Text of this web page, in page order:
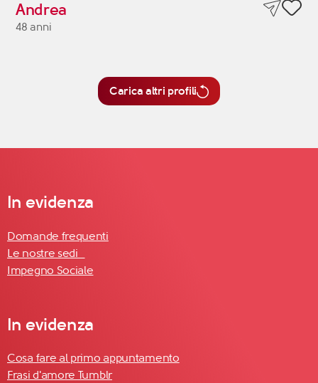
Andrea
48 anni
Carica altri profili
In evidenza
Domande frequenti
Le nostre sedi
Impegno Sociale
In evidenza
Cosa fare al primo appuntamento
Frasi d'amore Tumblr